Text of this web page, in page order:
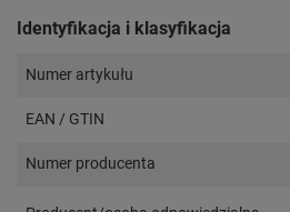
Identyfikacja i klasyfikacja
Numer artykułu
EAN / GTIN
Numer producenta